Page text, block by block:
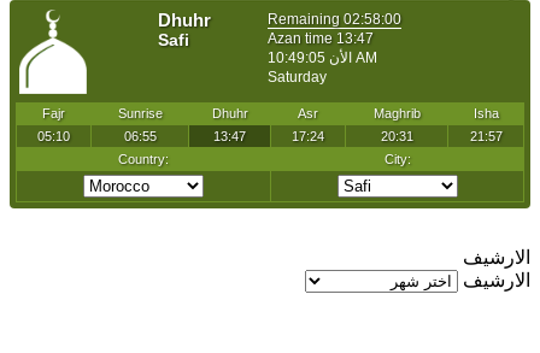
الارشيف
الارشيف